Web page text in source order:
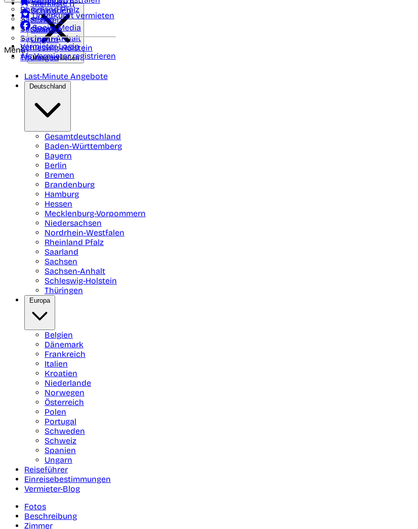
Rheinland Pfalz
Saarland
Sachsen
Sachsen-Anhalt
Schleswig-Holstein
Thüringen
Schweden
Schweiz
Spanien
Ungarn
Merkliste ()
Unterkunft vermieten
Social Media
Vermieter-Login
Als Vermieter registrieren
Menü
Menü schließen
Last-Minute Angebote
Deutschland
Gesamtdeutschland
Baden-Württemberg
Bayern
Berlin
Bremen
Brandenburg
Hamburg
Hessen
Mecklenburg-Vorpommern
Niedersachsen
Nordrhein-Westfalen
Rheinland Pfalz
Saarland
Sachsen
Sachsen-Anhalt
Schleswig-Holstein
Thüringen
Europa
Belgien
Dänemark
Frankreich
Italien
Kroatien
Niederlande
Norwegen
Österreich
Polen
Portugal
Schweden
Schweiz
Spanien
Ungarn
Reiseführer
Einreisebestimmungen
Vermieter-Blog
Fotos
Beschreibung
Zimmer